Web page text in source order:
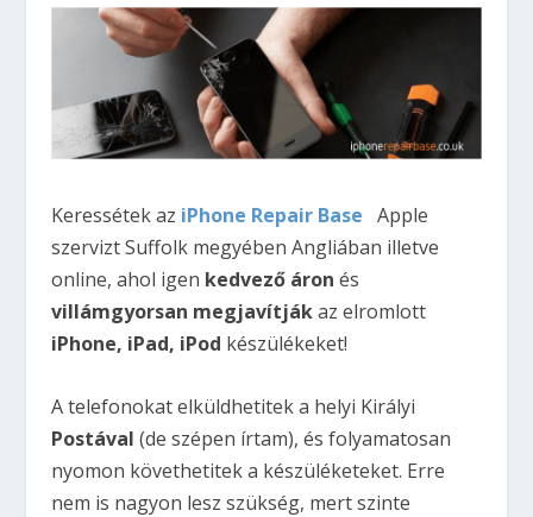
Keressétek az iPhone Repair Base Apple
szervizt Suffolk megyében Angliában illetve
online, ahol igen kedvező áron és
villámgyorsan megjavítjákaz elromlott
iPhone, iPad, iPod készülékeket!
A telefonokat elküldhetitek a helyi Királyi
Postával (de szépen írtam), és folyamatosan
nyomon követhetitek a készüléketeket. Erre
nem is nagyon lesz szükség, mert szinte